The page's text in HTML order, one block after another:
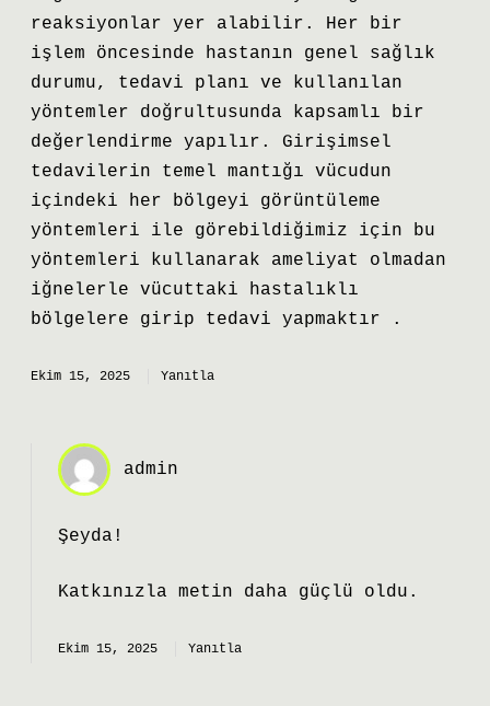
reaksiyonlar yer alabilir. Her bir
işlem öncesinde hastanın genel sağlık
durumu, tedavi planı ve kullanılan
yöntemler doğrultusunda kapsamlı bir
değerlendirme yapılır. Girişimsel
tedavilerin temel mantığı vücudun
içindeki her bölgeyi görüntüleme
yöntemleri ile görebildiğimiz için bu
yöntemleri kullanarak ameliyat olmadan
iğnelerle vücuttaki hastalıklı
bölgelere girip tedavi yapmaktır .
Ekim 15, 2025 Yanıtla
admin
Şeyda!
Katkınızla metin daha güçlü oldu.
Ekim 15, 2025 Yanıtla